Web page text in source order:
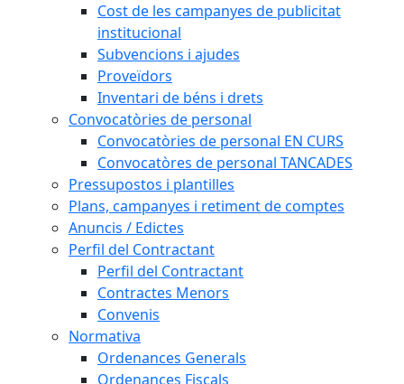
Cost de les campanyes de publicitat
institucional
Subvencions i ajudes
Proveïdors
Inventari de béns i drets
Convocatòries de personal
Convocatòries de personal EN CURS
Convocatòres de personal TANCADES
Pressupostos i plantilles
Plans, campanyes i retiment de comptes
Anuncis / Edictes
Perfil del Contractant
Perfil del Contractant
Contractes Menors
Convenis
Normativa
Ordenances Generals
Ordenances Fiscals